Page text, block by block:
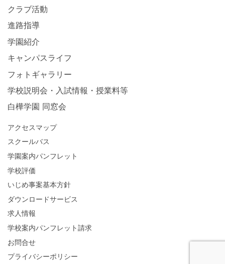
クラブ活動
進路指導
学園紹介
キャンパスライフ
フォトギャラリー
学校説明会・入試情報・授業料等
白樺学園 同窓会
アクセスマップ
スクールバス
学園案内パンフレット
学校評価
いじめ事案基本方針
ダウンロードサービス
求人情報
学校案内パンフレット請求
お問合せ
プライバシーポリシー